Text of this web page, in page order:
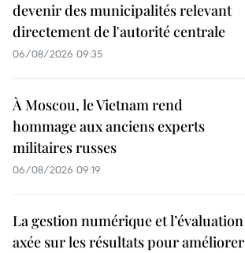
devenir des municipalités relevant
directement de l'autorité centrale
06/08/2026 09:35
À Moscou, le Vietnam rend
hommage aux anciens experts
militaires russes
06/08/2026 09:19
La gestion numérique et l’évaluation
axée sur les résultats pour améliorer